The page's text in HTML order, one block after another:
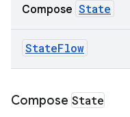
Compose State
StateFlow
Compose State